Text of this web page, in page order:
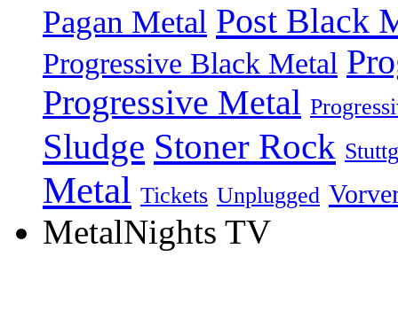
Pagan Metal Post Black
Progressive Black Metal
Progressive Metal
Sludge Stoner Rock
Metal Tickets Unplugged
MetalNights TV